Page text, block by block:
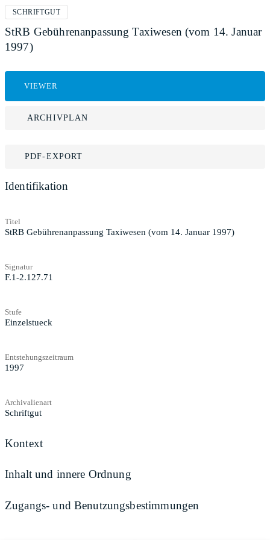
SCHRIFTGUT
StRB Gebührenanpassung Taxiwesen (vom 14. Januar
1997)
VIEWER
ARCHIVPLAN
PDF-EXPORT
Identifikation
Titel
StRB Gebührenanpassung Taxiwesen (vom 14. Januar 1997)
Signatur
F.1-2.127.71
Stufe
Einzelstueck
Entstehungszeitraum
1997
Archivalienart
Schriftgut
Kontext
Inhalt und innere Ordnung
Zugangs- und Benutzungsbestimmungen